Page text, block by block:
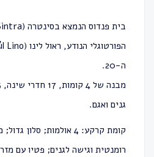
ה-20.
גנים ואגם.
קומת קרקע: 4 אולמות;
רומנטית וגישה לגנים; פטיו עם